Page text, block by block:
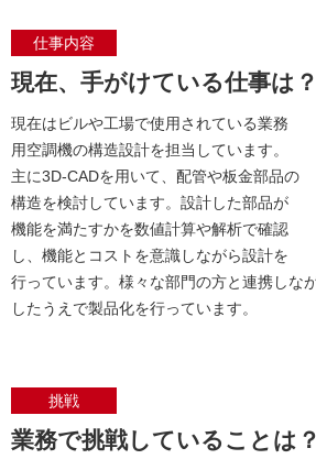
仕事内容
現在、手がけている仕事は？
現在はビルや工場で使用されている業務
用空調機の構造設計を担当しています。
主に3D‐CADを用いて、配管や板金部品の
構造を検討しています。設計した部品が
機能を満たすかを数値計算や解析で確認
し、機能とコストを意識しながら設計を
行っています。様々な部門の方と連携しな
したうえで製品化を行っています。
挑戦
業務で挑戦していることは？